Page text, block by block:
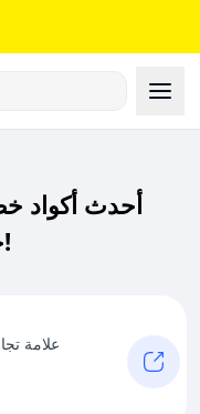
أحدث أكواد
حصري لـ قولدن فالكون الآن!
علامة